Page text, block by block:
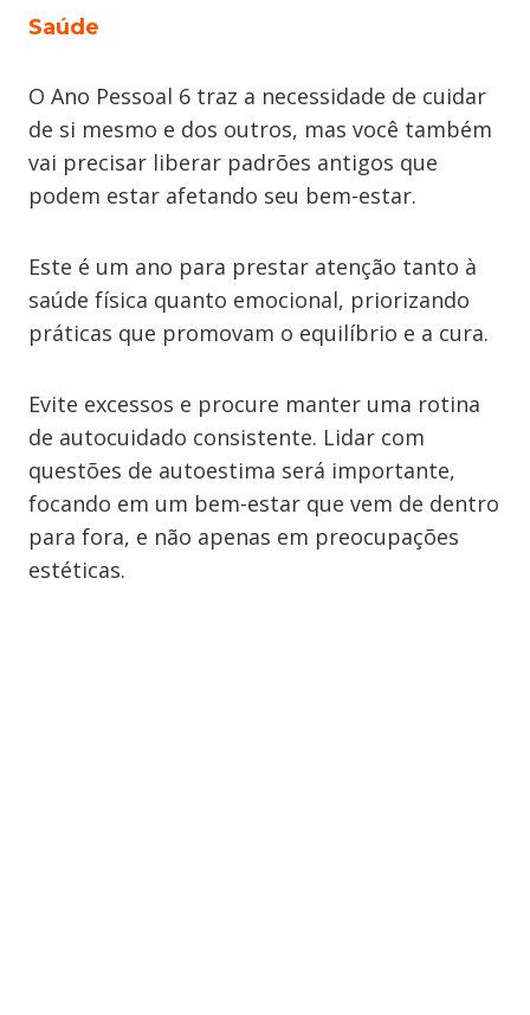
Saúde
O Ano Pessoal 6 traz a necessidade de cuidar
de si mesmo e dos outros, mas você também
vai precisar liberar padrões antigos que
podem estar afetando seu bem-estar.
Este é um ano para prestar atenção tanto à
saúde física quanto emocional, priorizando
práticas que promovam o equilíbrio e a cura.
Evite excessos e procure manter uma rotina
de autocuidado consistente. Lidar com
questões de autoestima será importante,
focando em um bem-estar que vem de dentro
para fora, e não apenas em preocupações
estéticas.